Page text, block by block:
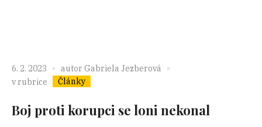
6. 2. 2023 autor Gabriela Jezberová
v rubrice
Články
Boj proti korupci se loni nekonal